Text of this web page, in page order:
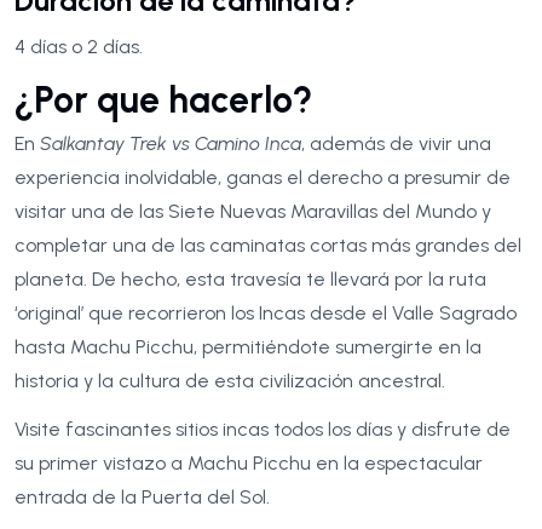
4 días o 2 días.
¿Por que hacerlo?
En Salkantay Trek vs Camino Inca, además de vivir una
experiencia inolvidable, ganas el derecho a presumir de
visitar una de las Siete Nuevas Maravillas del Mundo y
completar una de las caminatas cortas más grandes del
planeta. De hecho, esta travesía te llevará por la ruta
‘original’ que recorrieron los Incas desde el Valle Sagrado
hasta Machu Picchu, permitiéndote sumergirte en la
historia y la cultura de esta civilización ancestral.
Visite fascinantes sitios incas todos los días y disfrute de
su primer vistazo a Machu Picchu en la espectacular
entrada de la Puerta del Sol.